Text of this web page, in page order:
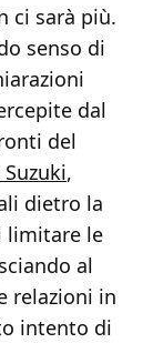
ci sarà più.
senso di
dal
del
,
dietro la
limitare le
al
relazioni in
intento di